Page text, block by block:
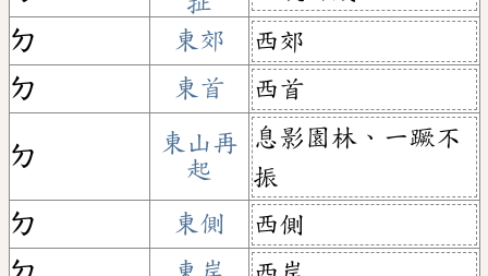
ㄉ
東郊
西郊
ㄉ
東首 西首
ㄉ
東山再
起
息影園林、一蹶不
振
ㄉ
東側
西側